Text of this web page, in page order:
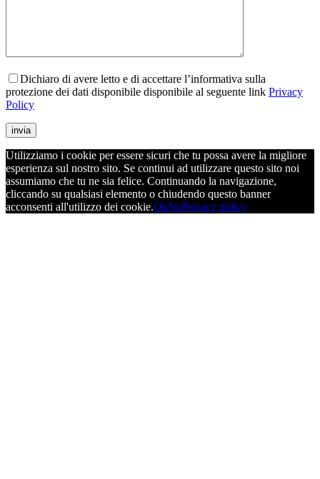
Dichiaro di avere letto e di accettare l’informativa sulla
protezione dei dati disponibile disponibile al seguente link Privacy
Policy
invia
Utilizziamo i cookie per essere sicuri che tu possa avere la migliore
esperienza sul nostro sito. Se continui ad utilizzare questo sito noi
assumiamo che tu ne sia felice. Continuando la navigazione,
cliccando su qualsiasi elemento o chiudendo questo banner
acconsenti all'utilizzo dei cookie.OkNoPrivacy policy